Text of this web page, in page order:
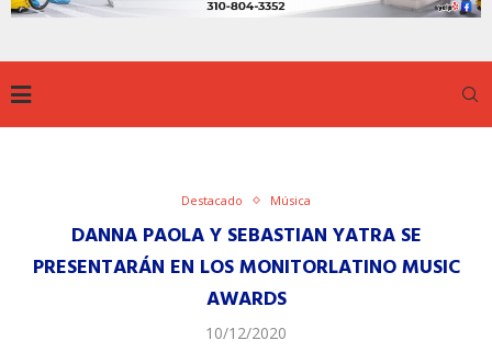
Destacado Música
DANNA PAOLA Y SEBASTIAN YATRA SE
PRESENTARÁN EN LOS MONITORLATINO MUSIC
AWARDS
10/12/2020